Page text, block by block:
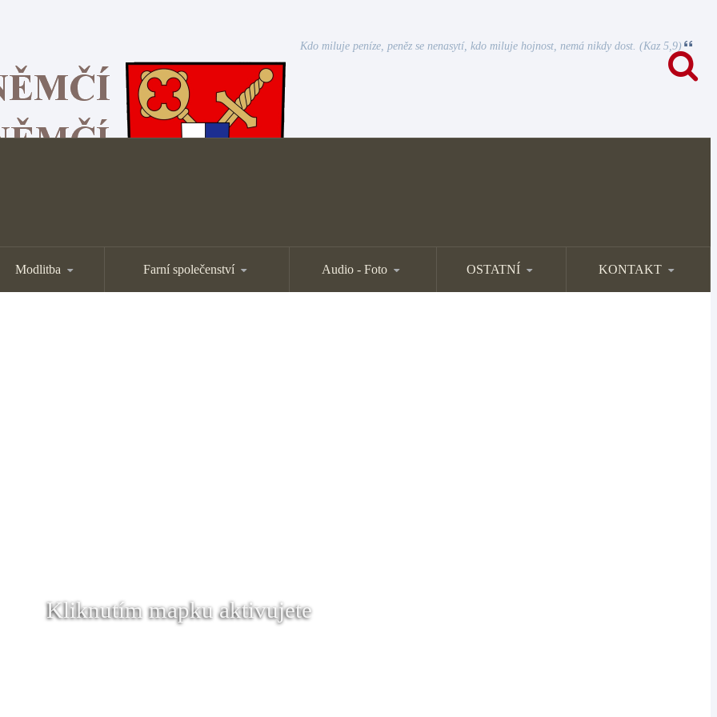
Kdo miluje peníze, peněz se nenasytí, kdo miluje hojnost, nemá nikdy dost. (Kaz 5,9)
Modlitba Farní společenství Audio - Foto OSTATNÍ KONTAKT
Kliknutím mapku aktivujete